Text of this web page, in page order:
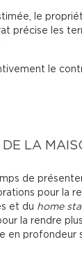
le
précise les
le
DE LA
de
pour la
et du home
la rendre
en profondeur